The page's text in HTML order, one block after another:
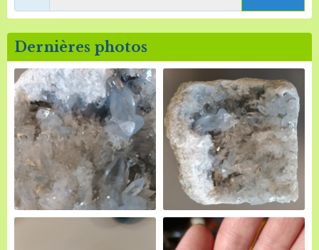
Dernières photos